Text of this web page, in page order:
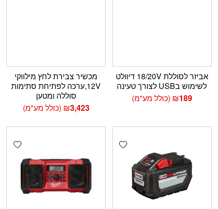
אביזר לסוללת 18/20V דיוולט
לשימוש בUSB לצורך טעינה
₪189 (כולל מע"מ)
מכשיר צבירת לחץ מילווקי
12V,ערכה לפתיחת סתימות
סוללה ומטען
₪3,423 (כולל מע"מ)
Add wishlist